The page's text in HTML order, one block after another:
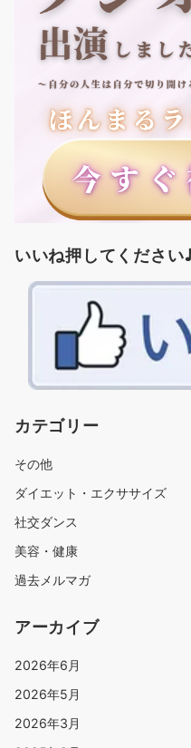
いいね押してください
カテゴリー
その他
ダイエット・エクササイズ
社交ダンス
美容・健康
過去メルマガ
アーカイブ
2026年6月
2026年5月
2026年3月